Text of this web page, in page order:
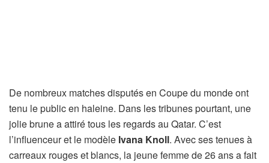
De nombreux matches disputés en Coupe du monde ont
tenu le public en haleine. Dans les tribunes pourtant, une
jolie brune a attiré tous les regards au Qatar. C’est
l’influenceur et le modèle Ivana Knoll. Avec ses tenues à
carreaux rouges et blancs, la jeune femme de 26 ans a fait